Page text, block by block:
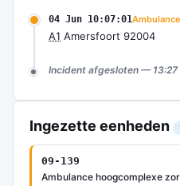
04 Jun 10:07:01Ambulance
A1 Amersfoort 92004
Incident afgesloten — 13:27
Ingezette eenheden
09-139
Ambulance hoogcomplexe